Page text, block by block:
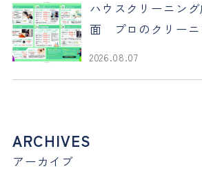
ハウスクリーニン
面 プロのクリーニ
2026.08.07
ARCHIVES
アーカイブ